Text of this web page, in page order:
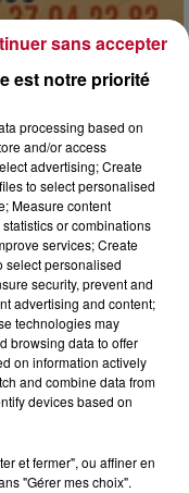
est notre priorité
processing based on
and/or access
advertising; Create
to select personalised
Measure content
or combinations
services; Create
select personalised
security, prevent and
advertising and content;
technologies may
browsing data to offer
on information actively
and combine data from
devices based on
et fermer", ou affiner en
"Gérer mes choix".
sans accepter